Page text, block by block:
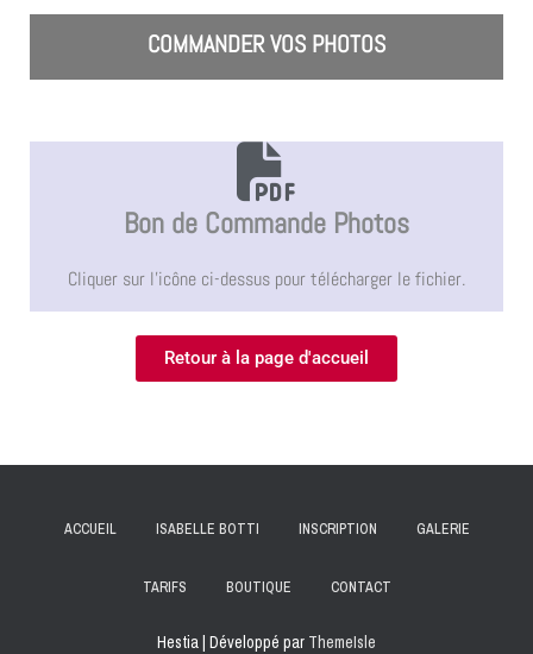
COMMANDER VOS PHOTOS
Bon de Commande Photos
Cliquer sur l'icône ci-dessus pour télécharger le fichier.
Retour à la page d'accueil
ACCUEIL ISABELLE BOTTI INSCRIPTION GALERIE
TARIFS BOUTIQUE CONTACT
Hestia | Développé par ThemeIsle